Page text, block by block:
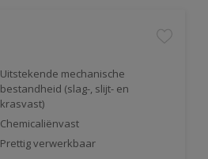
Uitstekende mechanische
bestandheid (slag-, slijt- en
krasvast)
Chemicaliënvast
Prettig verwerkbaar